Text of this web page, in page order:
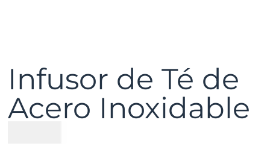
Infusor de Té de
Acero Inoxidable